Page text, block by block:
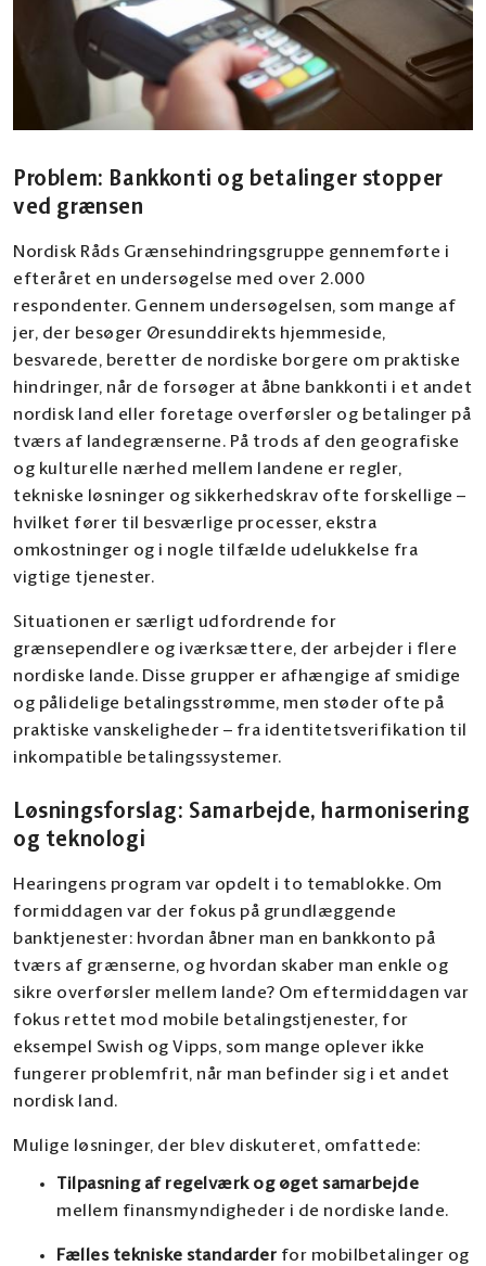
Problem: Bankkonti og betalinger stopper
ved grænsen
Nordisk Råds Grænsehindringsgruppe gennemførte i
efteråret en undersøgelse med over 2.000
respondenter. Gennem undersøgelsen, som mange af
jer, der besøger Øresunddirekts hjemmeside,
besvarede, beretter de nordiske borgere om praktiske
hindringer, når de forsøger at åbne bankkonti i et andet
nordisk land eller foretage overførsler og betalinger på
tværs af landegrænserne. På trods af den geografiske
og kulturelle nærhed mellem landene er regler,
tekniske løsninger og sikkerhedskrav ofte forskellige –
hvilket fører til besværlige processer, ekstra
omkostninger og i nogle tilfælde udelukkelse fra
vigtige tjenester.
Situationen er særligt udfordrende for
grænsependlere og iværksættere, der arbejder i flere
nordiske lande. Disse grupper er afhængige af smidige
og pålidelige betalingsstrømme, men støder ofte på
praktiske vanskeligheder – fra identitetsverifikation til
inkompatible betalingssystemer.
Løsningsforslag: Samarbejde, harmonisering
og teknologi
Hearingens program var opdelt i to temablokke. Om
formiddagen var der fokus på grundlæggende
banktjenester: hvordan åbner man en bankkonto på
tværs af grænserne, og hvordan skaber man enkle og
sikre overførsler mellem lande? Om eftermiddagen var
fokus rettet mod mobile betalingstjenester, for
eksempel Swish og Vipps, som mange oplever ikke
fungerer problemfrit, når man befinder sig i et andet
nordisk land.
Mulige løsninger, der blev diskuteret, omfattede:
Tilpasning af regelværk og øget samarbejde
mellem finansmyndigheder i de nordiske lande.
Fælles tekniske standarder for mobilbetalinger og